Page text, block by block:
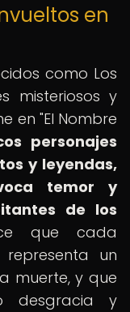
en
como Los
misteriosos y
en "El Nombre
personajes
y leyendas,
temor y
de los
que cada
un
muerte, y que
desgracia y